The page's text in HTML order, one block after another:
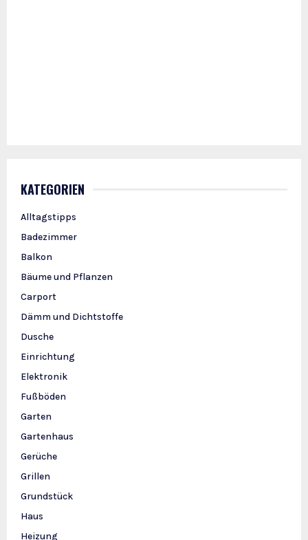
KATEGORIEN
Alltagstipps
Badezimmer
Balkon
Bäume und Pflanzen
Carport
Dämm und Dichtstoffe
Dusche
Einrichtung
Elektronik
Fußböden
Garten
Gartenhaus
Gerüche
Grillen
Grundstück
Haus
Heizung